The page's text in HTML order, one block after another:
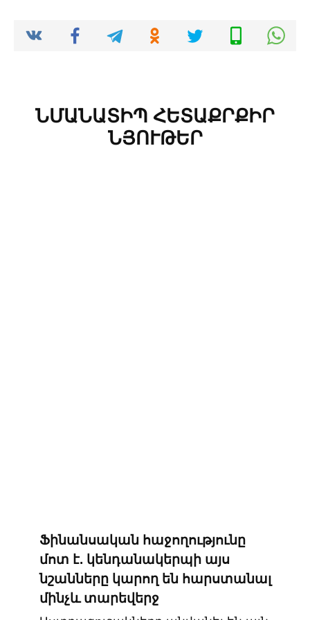
ՆՄԱՆԱՏԻՊ ՀԵՏԱՔՐՔԻՐ
ՆՅՈՒԹԵՐ
Ֆինանսական հաջողությունը
մոտ է. կենդանակերպի այս
նշանները կարող են հարստանալ
մինչև տարեվերջ